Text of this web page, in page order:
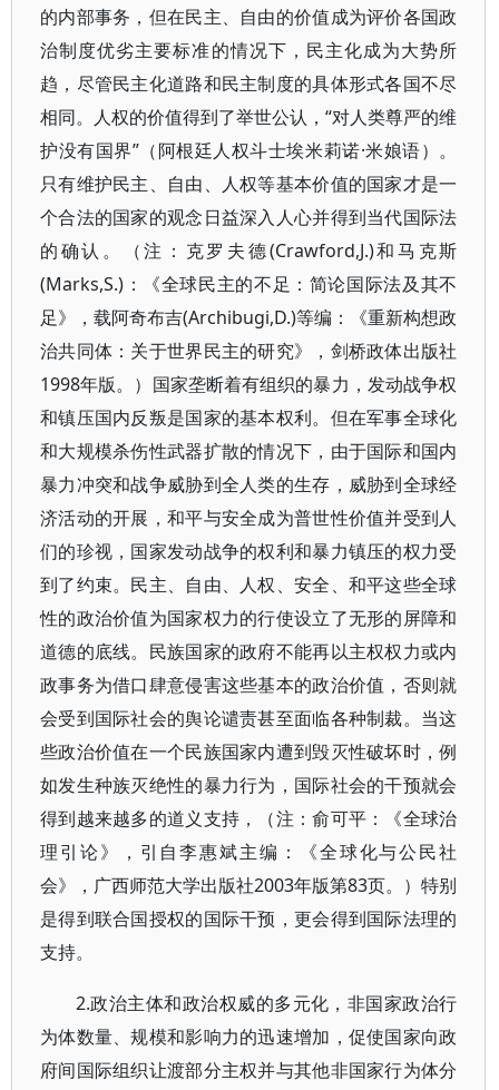
的内部事务，但在民主、自由的价值成为评价各国政
治制度优劣主要标准的情况下，民主化成为大势所
趋，尽管民主化道路和民主制度的具体形式各国不尽
相同。人权的价值得到了举世公认，“对人类尊严的维
护没有国界”（阿根廷人权斗士埃米莉诺·米娘语）。
只有维护民主、自由、人权等基本价值的国家才是一
个合法的国家的观念日益深入人心并得到当代国际法
的确认。（注：克罗夫德(Crawford,J.)和马克斯
(Marks,S.)：《全球民主的不足：简论国际法及其不
足》，载阿奇布吉(Archibugi,D.)等编：《重新构想政
治共同体：关于世界民主的研究》，剑桥政体出版社
1998年版。）国家垄断着有组织的暴力，发动战争权
和镇压国内反叛是国家的基本权利。但在军事全球化
和大规模杀伤性武器扩散的情况下，由于国际和国内
暴力冲突和战争威胁到全人类的生存，威胁到全球经
济活动的开展，和平与安全成为普世性价值并受到人
们的珍视，国家发动战争的权利和暴力镇压的权力受
到了约束。民主、自由、人权、安全、和平这些全球
性的政治价值为国家权力的行使设立了无形的屏障和
道德的底线。民族国家的政府不能再以主权权力或内
政事务为借口肆意侵害这些基本的政治价值，否则就
会受到国际社会的舆论谴责甚至面临各种制裁。当这
些政治价值在一个民族国家内遭到毁灭性破坏时，例
如发生种族灭绝性的暴力行为，国际社会的干预就会
得到越来越多的道义支持，（注：俞可平：《全球治
理引论》，引自李惠斌主编：《全球化与公民社
会》，广西师范大学出版社2003年版第83页。）特别
是得到联合国授权的国际干预，更会得到国际法理的
支持。
2.政治主体和政治权威的多元化，非国家政治行
为体数量、规模和影响力的迅速增加，促使国家向政
府间国际组织让渡部分主权并与其他非国家行为体分